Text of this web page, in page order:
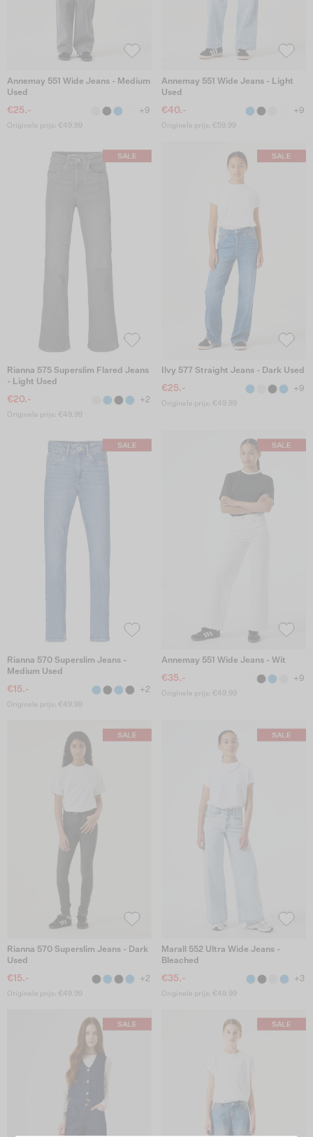
Annemay 551 Wide Jeans - Medium
Used
€25.- +9
Originele prijs: €49.99
Annemay 551 Wide Jeans - Light
Used
€40.- +9
Originele prijs: €59.99
Rianna 575 Superslim Flared Jeans
- Light Used
€20.- +2
Originele prijs: €49.99
Ilvy 577 Straight Jeans - Dark Used
€25.- +9
Originele prijs: €49.99
Rianna 570 Superslim Jeans -
Medium Used
€15.- +2
Originele prijs: €49.99
Annemay 551 Wide Jeans - Wit
€35.- +9
Originele prijs: €49.99
Rianna 570 Superslim Jeans - Dark
Used
€15.- +2
Originele prijs: €49.99
Marall 552 Ultra Wide Jeans -
Bleached
€35.- +3
Originele prijs: €49.99